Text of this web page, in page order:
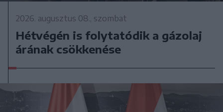
2026. augusztus 08., szombat
Hétvégén is folytatódik a gázolaj
árának csökkenése